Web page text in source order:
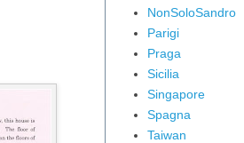
NonSoloSandro
Parigi
Praga
Sicilia
Singapore
Spagna
Taiwan